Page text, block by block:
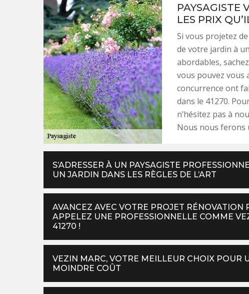
PAYSAGISTE
LES PRIX
Si vous projetez
de votre jardin à
abordables,
vous pouvez vous
concurrence ont
dans le 41270.
n’hésitez pas à
Nous nous ferons
S’ADRESSER À UN PAYSAGISTE
UN JARDIN DANS LES RÈGLES DE L’ART
AVANCEZ AVEC VOTRE PROJET RÉNOVATION
APPELEZ UNE PROFESSIONNELLE COMME
41270 !
VEZIN MARC, VOTRE MEILLEUR CHOIX POUR
MOINDRE COÛT